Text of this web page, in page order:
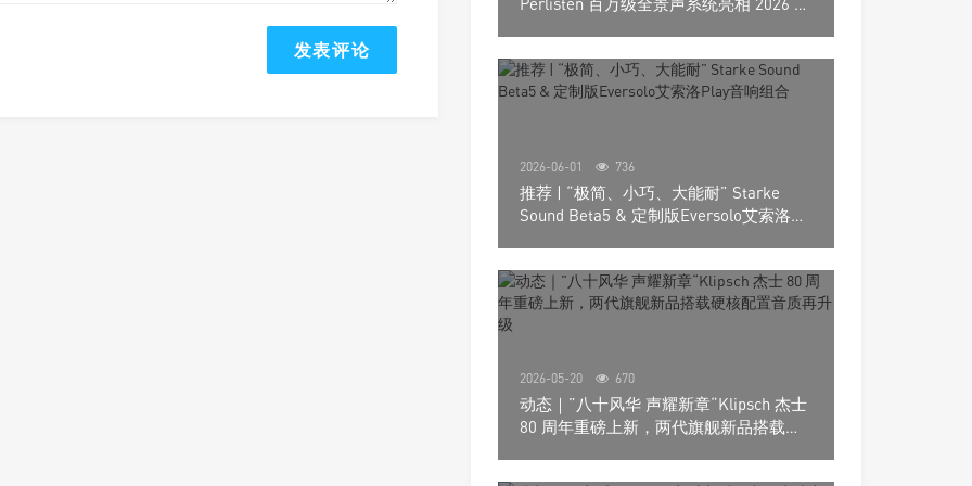
2026-06-01 736
推荐 | “极简、小巧、大能耐” Starke
Sound Beta5 & 定制版Eversolo艾索洛
2026-05-20 670
动态｜”八十风华 声耀新章“Klipsch 杰士
80 周年重磅上新，两代旗舰新品搭载硬